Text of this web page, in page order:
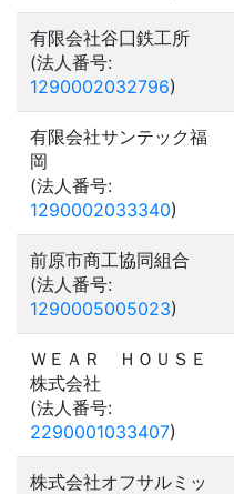
有限会社谷囗鉄工所
(法人番号:
1290002032796)
有限会社サンテック福
岡
(法人番号:
1290002033340)
前原市商工協同組合
(法人番号:
1290005005023)
ＷＥＡＲ ＨＯＵＳＥ
株式会社
(法人番号:
2290001033407)
株式会社オフサルミッ